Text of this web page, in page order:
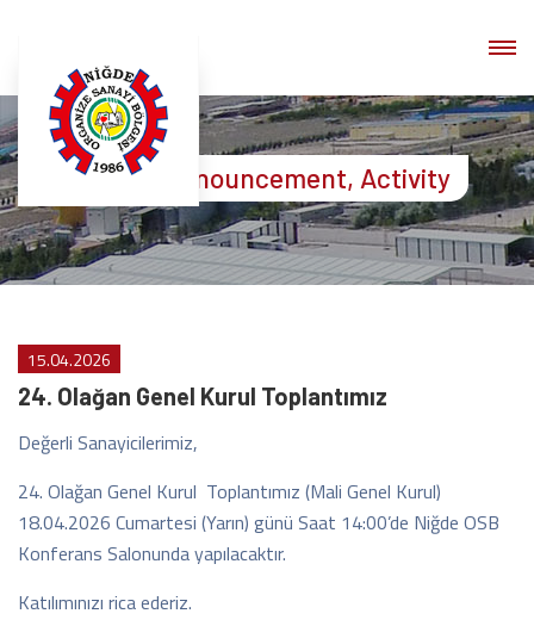
News, Announcement, Activity
15.04.2026
24. Olağan Genel Kurul Toplantımız
Değerli Sanayicilerimiz,
24. Olağan Genel Kurul Toplantımız (Mali Genel Kurul)
18.04.2026 Cumartesi (Yarın) günü Saat 14:00’de Niğde OSB
Konferans Salonunda yapılacaktır.
Katılımınızı rica ederiz.